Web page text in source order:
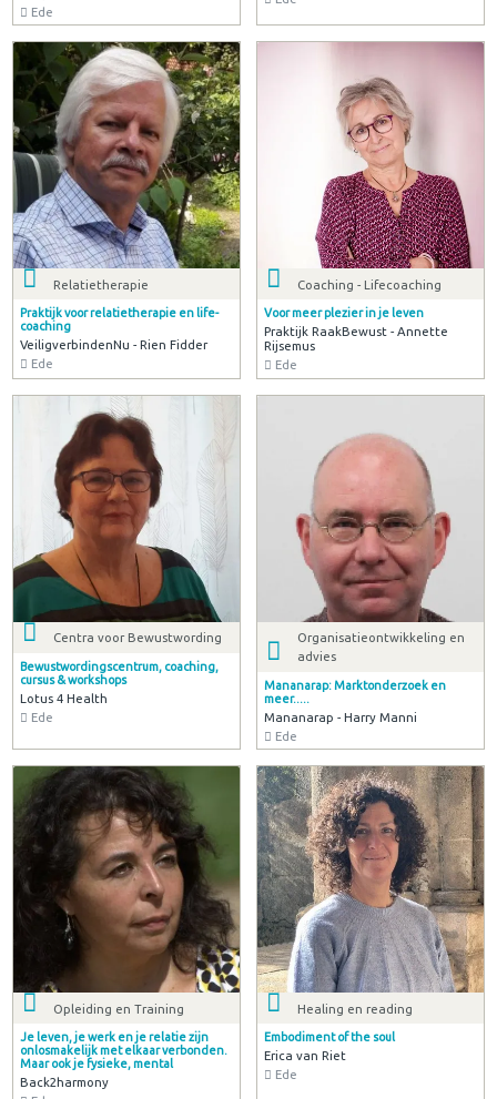
Ede
Relatietherapie
Praktijk voor relatietherapie en life-
coaching
VeiligverbindenNu - Rien Fidder
Ede
Coaching - Lifecoaching
Voor meer plezier in je leven
Praktijk RaakBewust - Annette
Rijsemus
Ede
Centra voor Bewustwording
Bewustwordingscentrum, coaching,
cursus & workshops
Lotus 4 Health
Ede
Organisatieontwikkeling en
advies
Mananarap: Marktonderzoek en
meer.....
Mananarap - Harry Manni
Ede
Opleiding en Training
Je leven, je werk en je relatie zijn
onlosmakelijk met elkaar verbonden.
Maar ook je fysieke, mental
Back2harmony
Healing en reading
Embodiment of the soul
Erica van Riet
Ede